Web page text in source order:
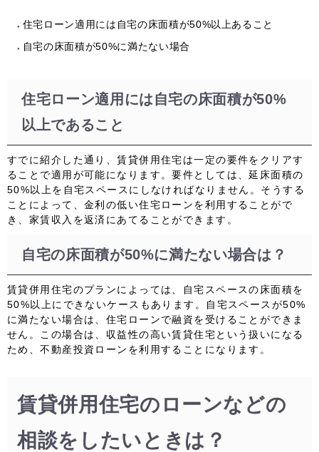
住宅ローン適用には自宅の床面積が50%以上あること
自宅の床面積が50%に満たない場合
住宅ローン適用には自宅の床面積が50%
以上であること
すでに紹介した通り、賃貸併用住宅は一定の要件をクリアす
ることで適用が可能になります。要件としては、延床面積の
50%以上を自宅スペースにしなければなりません。そうする
ことによって、金利の低い住宅ローンを利用することがで
き、家賃収入を返済にあてる ことができます 。
自宅の床面積が50%に満たない場合は？
賃貸併用住宅のプランによっては、自宅スペースの床面積を
50%以上にできないケースもあります。自宅スペースが50%
に満たない場合は、住宅ローンで融資を受けることができま
せん。この場合は、収益性の高い賃貸住宅という扱いになる
ため、不動産投資ローンを利用することになります。
賃貸併用住宅のローンなどの
相談をしたいときは？